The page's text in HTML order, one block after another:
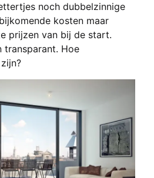
noch dubbelzinnige
kosten maar
prijzen van bij de start.
transparant. Hoe